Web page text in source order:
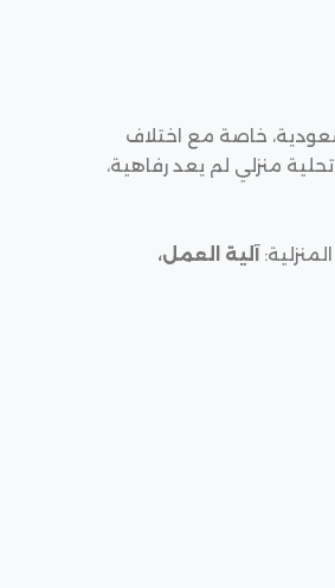
خاصة مع اختلاف
منزلي لم يعد رفاهية،
آلية العمل،